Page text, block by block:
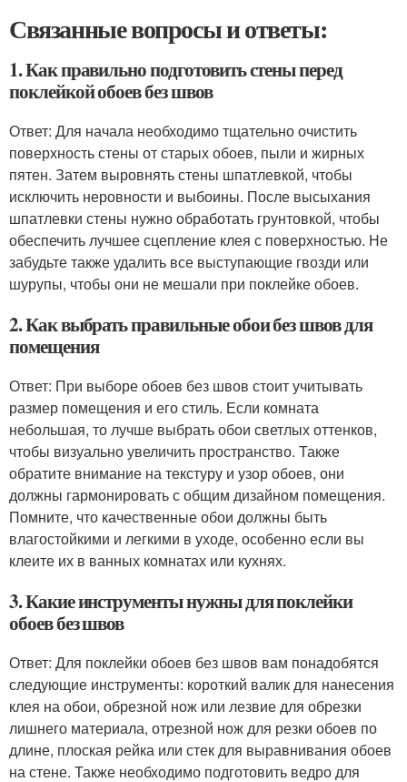
Связанные вопросы и ответы:
1. Как правильно подготовить стены перед
поклейкой обоев без швов
Ответ: Для начала необходимо тщательно очистить
поверхность стены от старых обоев, пыли и жирных
пятен. Затем выровнять стены шпатлевкой, чтобы
исключить неровности и выбоины. После высыхания
шпатлевки стены нужно обработать грунтовкой, чтобы
обеспечить лучшее сцепление клея с поверхностью. Не
забудьте также удалить все выступающие гвозди или
шурупы, чтобы они не мешали при поклейке обоев.
2. Как выбрать правильные обои без швов для
помещения
Ответ: При выборе обоев без швов стоит учитывать
размер помещения и его стиль. Если комната
небольшая, то лучше выбрать обои светлых оттенков,
чтобы визуально увеличить пространство. Также
обратите внимание на текстуру и узор обоев, они
должны гармонировать с общим дизайном помещения.
Помните, что качественные обои должны быть
влагостойкими и легкими в уходе, особенно если вы
клеите их в ванных комнатах или кухнях.
3. Какие инструменты нужны для поклейки
обоев без швов
Ответ: Для поклейки обоев без швов вам понадобятся
следующие инструменты: короткий валик для нанесения
клея на обои, обрезной нож или лезвие для обрезки
лишнего материала, отрезной нож для резки обоев по
длине, плоская рейка или стек для выравнивания обоев
на стене. Также необходимо подготовить ведро для